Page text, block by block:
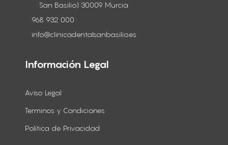
San Basilio) 30009 Murcia
968 932 000
info@clinicadentalsanbasilio.es
Información Legal
Aviso Legal
Terminos y Condiciones
Política de Privacidad